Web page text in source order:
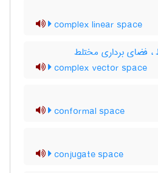
complex linear space
فضای برداری مختلط
complex vector space
conformal space
conjugate space